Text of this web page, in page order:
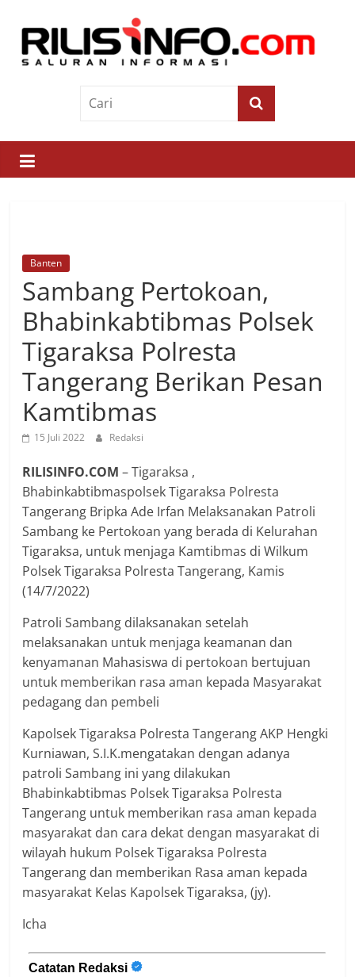
contentRilis
Saluran
Informasi
Banten
Sambang Pertokoan,
Bhabinkabtibmas Polsek
Tigaraksa Polresta
Tangerang Berikan Pesan
Kamtibmas
15 Juli 2022 Redaksi
RILISINFO.COM – Tigaraksa ,
Bhabinkabtibmaspolsek Tigaraksa Polresta
Tangerang Bripka Ade Irfan Melaksanakan Patroli
Sambang ke Pertokoan yang berada di Kelurahan
Tigaraksa, untuk menjaga Kamtibmas di Wilkum
Polsek Tigaraksa Polresta Tangerang, Kamis
(14/7/2022)
Patroli Sambang dilaksanakan setelah
melaksanakan untuk menjaga keamanan dan
kenyamanan Mahasiswa di pertokoan bertujuan
untuk memberikan rasa aman kepada Masyarakat
pedagang dan pembeli
Kapolsek Tigaraksa Polresta Tangerang AKP Hengki
Kurniawan, S.I.K.mengatakan dengan adanya
patroli Sambang ini yang dilakukan
Bhabinkabtibmas Polsek Tigaraksa Polresta
Tangerang untuk memberikan rasa aman kepada
masyarakat dan cara dekat dengan masyarakat di
wilayah hukum Polsek Tigaraksa Polresta
Tangerang dan memberikan Rasa aman kepada
masyarakat Kelas Kapolsek Tigaraksa, (jy).
Icha